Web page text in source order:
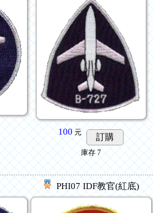
100元 訂購
庫存 7
PHI07 IDF教官(紅底)